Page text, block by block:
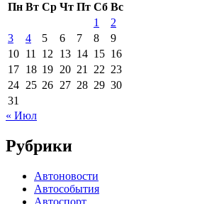
Пн Вт Ср Чт Пт Сб Вс
1
2
3
4 5 6 7 8
9
10 11 12 13 14 15 16
17 18 19 20 21 22 23
24 25 26 27 28 29 30
31
« Июл
Рубрики
Автоновости
Автособытия
Автоспорт